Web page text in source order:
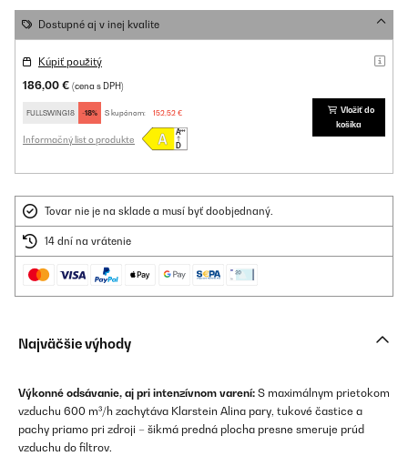
Dostupné aj v inej kvalite
Kúpiť použitý
186,00 € (cena s DPH)
FULLSWING18 -18% S kupónom: 152,52 €
Informačný list o produkte
Vložiť do
košíka
Tovar nie je na sklade a musí byť doobjednaný.
14 dní na vrátenie
Najväčšie výhody
Výkonné odsávanie, aj pri intenzívnom varení: S maximálnym prietokom
vzduchu 600 m³/h zachytáva Klarstein Alina pary, tukové častice a
pachy priamo pri zdroji – šikmá predná plocha presne smeruje prúd
vzduchu do filtrov.